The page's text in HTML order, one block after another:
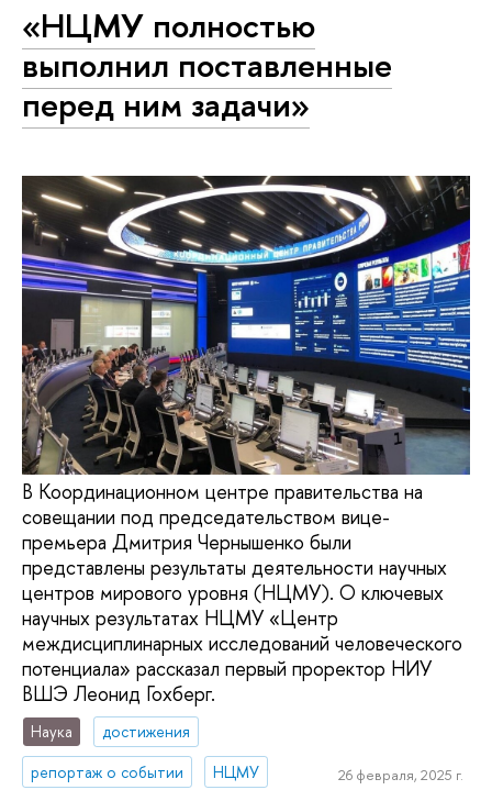
«НЦМУ полностью
выполнил поставленные
перед ним задачи»
В Координационном центре правительства на
совещании под председательством вице-
премьера Дмитрия Чернышенко были
представлены результаты деятельности научных
центров мирового уровня (НЦМУ). О ключевых
научных результатах НЦМУ «Центр
междисциплинарных исследований человеческого
потенциала» рассказал первый проректор НИУ
ВШЭ Леонид Гохберг.
Наука
достижения
репортаж о событии
НЦМУ 26 февраля, 2025 г.